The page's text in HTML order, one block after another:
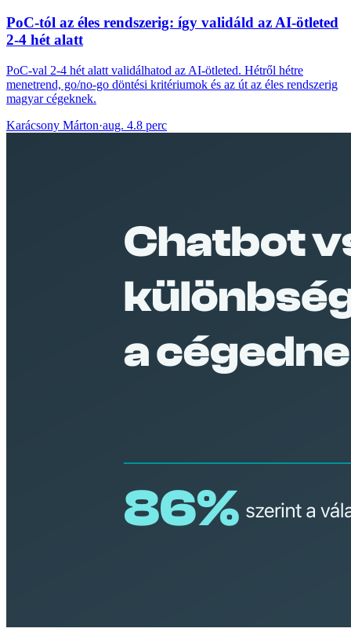
PoC-tól az éles rendszerig: így validáld az AI-ötleted
2-4 hét alatt
PoC-val 2-4 hét alatt validálhatod az AI-ötleted. Hétről hétre
menetrend, go/no-go döntési kritériumok és az út az éles rendszerig
magyar cégeknek.
Karácsony Márton·aug. 4.8 perc